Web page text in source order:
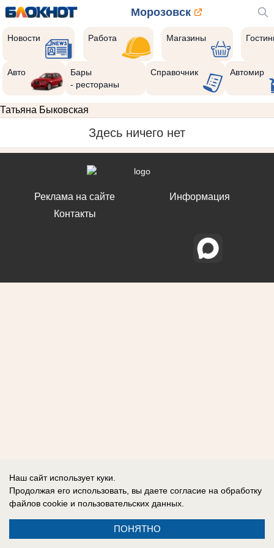
Морозовск
Новости Работа Магазины
Авто
Бары
- рестораны
Справочник Автомир
Татьяна Быковская
Здесь ничего нет
Реклама на сайте
Контакты
Информация
Наш сайт использует куки.
Продолжая его использовать, вы даете согласие на обработку
файлов cookie и пользовательских данных.
ПОНЯТНО